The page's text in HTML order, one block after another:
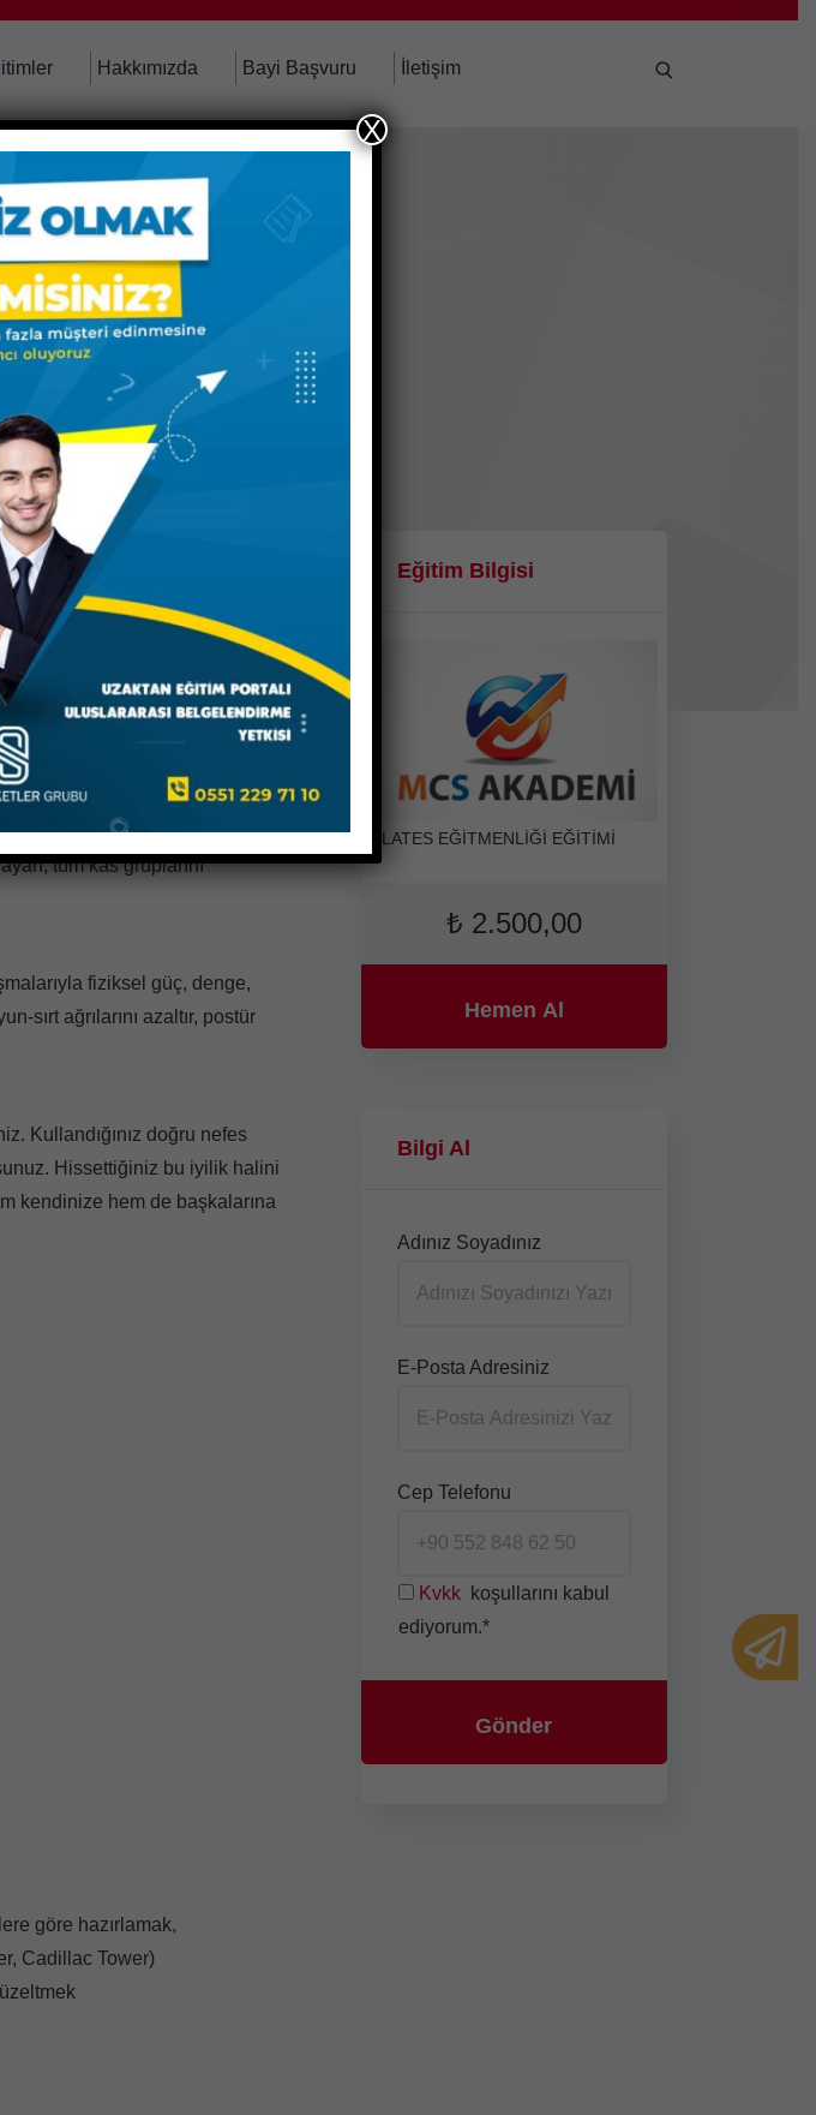
Hakkımızda Bayi Başvuru İletişim
tüm kas gruplarını
fiziksel güç, denge,
sırt ağrılarını azaltır, postür
Kullandığınız doğru nefes
Hissettiğiniz bu iyilik halini
kendinize hem de başkalarına
göre hazırlamak,
Cadillac Tower)
Eğitim Bilgisi
PLATES EĞİTMENLİĞİ EĞİTİMİ
₺ 2.500,00
Hemen Al
Bilgi Al
Adınız Soyadınız
E-Posta Adresiniz
Cep Telefonu
Kvkk koşullarını kabul
ediyorum.*
X